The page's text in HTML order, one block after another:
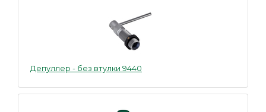
Депуллер - без втулки 9440